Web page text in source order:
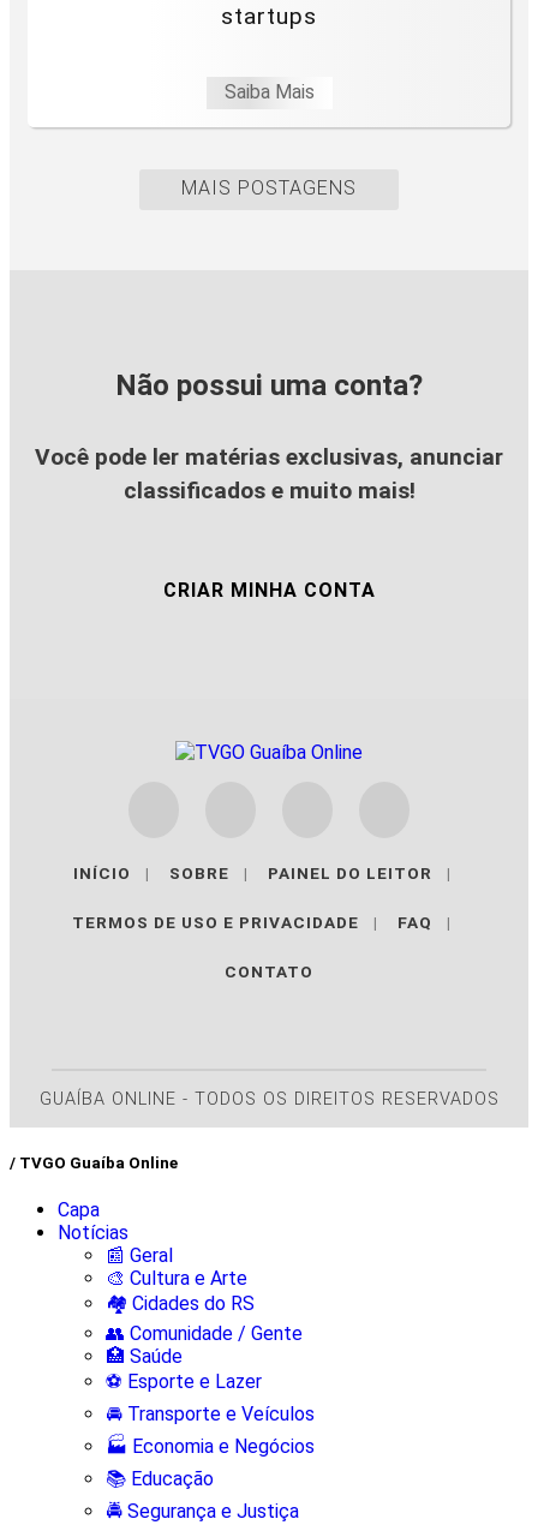
startups
Saiba Mais
MAIS POSTAGENS
Não possui uma conta?
Você pode ler matérias exclusivas, anunciar
classificados e muito mais!
CRIAR MINHA CONTA
INÍCIO | SOBRE | PAINEL DO LEITOR |
TERMOS DE USO E PRIVACIDADE | FAQ |
CONTATO
GUAÍBA ONLINE - TODOS OS DIREITOS RESERVADOS
/ TVGO Guaíba Online
Capa
Notícias
📰 Geral
🎨 Cultura e Arte
🏘️ Cidades do RS
👥 Comunidade / Gente
🏥 Saúde
⚽ Esporte e Lazer
🚘 Transporte e Veículos
🏭 Economia e Negócios
📚 Educação
🚔 Segurança e Justiça